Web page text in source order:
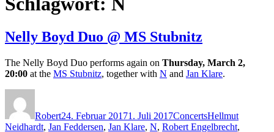
Nelly Boyd Duo @ MS Stubnitz
The Nelly Boyd Duo performs again on Thursday, March 2,
20:00 at the MS Stubnitz, together with N and Jan Klare.
Robert24. Februar 20171. Juli 2017ConcertsHellmut
Neidhardt, Jan Feddersen, Jan Klare, N, Robert Engelbrecht,